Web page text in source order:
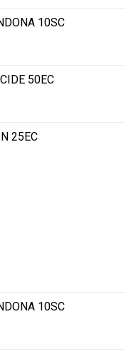
10SC
50EC
25EC
10SC